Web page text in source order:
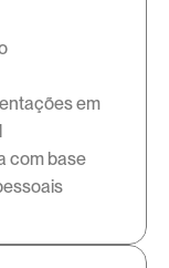
em
com base